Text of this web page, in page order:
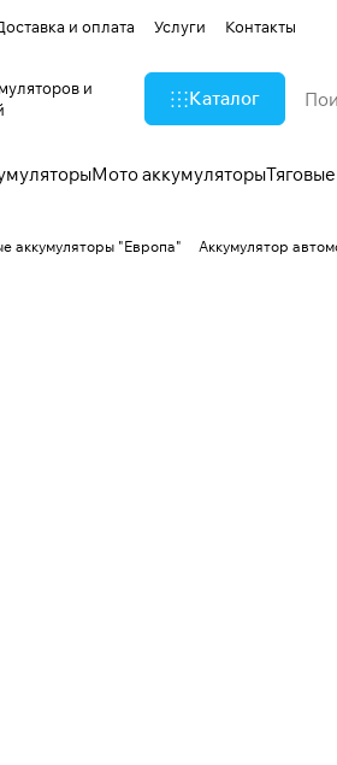
и оплата Услуги Контакты
и
Каталог
Мото аккумуляторы
аккумуляторы "Европа" Аккумулятор